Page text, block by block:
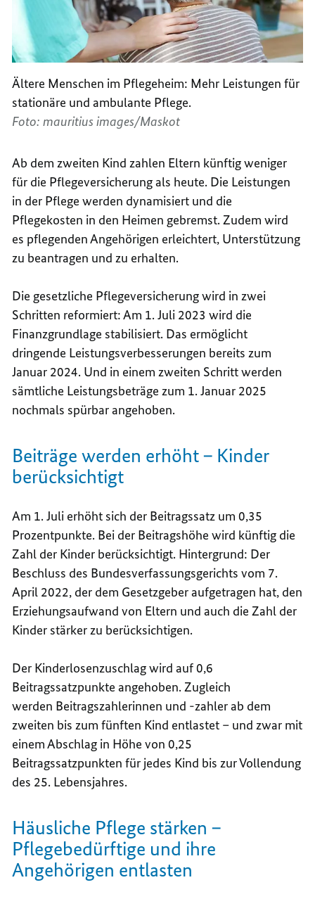
Ältere Menschen im Pflegeheim: Mehr Leistungen für
stationäre und ambulante Pflege.
Foto: mauritius images/Maskot
Ab dem zweiten Kind zahlen Eltern künftig weniger
für die Pflegeversicherung als heute. Die Leistungen
in der Pflege werden dynamisiert und die
Pflegekosten in den Heimen gebremst. Zudem wird
es pflegenden Angehörigen erleichtert, Unterstützung
zu beantragen und zu erhalten.
Die gesetzliche Pflegeversicherung wird in zwei
Schritten reformiert: Am 1. Juli 2023 wird die
Finanzgrundlage stabilisiert. Das ermöglicht
dringende Leistungsverbesserungen bereits zum
Januar 2024. Und in einem zweiten Schritt werden
sämtliche Leistungsbeträge zum 1. Januar 2025
nochmals spürbar angehoben.
Beiträge werden erhöht – Kinder
berücksichtigt
Am 1. Juli erhöht sich der Beitragssatz um 0,35
Prozentpunkte. Bei der Beitragshöhe wird künftig die
Zahl der Kinder berücksichtigt. Hintergrund: Der
Beschluss des Bundesverfassungsgerichts vom 7.
April 2022, der dem Gesetzgeber aufgetragen hat, den
Erziehungsaufwand von Eltern und auch die Zahl der
Kinder stärker zu berücksichtigen.
Der Kinderlosenzuschlag wird auf 0,6
Beitragssatzpunkte angehoben. Zugleich
werden Beitragszahlerinnen und -zahler ab dem
zweiten bis zum fünften Kind entlastet – und zwar mit
einem Abschlag in Höhe von 0,25
Beitragssatzpunkten für jedes Kind bis zur Vollendung
des 25. Lebensjahres.
Häusliche Pflege stärken –
Pflegebedürftige und ihre
Angehörigen entlasten